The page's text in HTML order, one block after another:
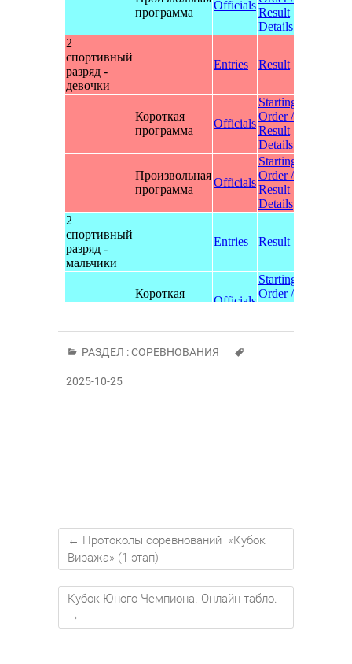
РАЗДЕЛ :СОРЕВНОВАНИЯ
2025-10-25
← Протоколы соревнований «Кубок
Виража» (1 этап)
Кубок Юного Чемпиона. Онлайн-табло.
→